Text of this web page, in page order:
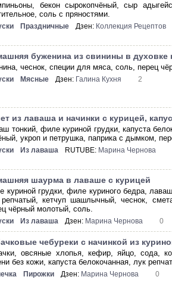
бекон сырокопчёный, сыр
соль с пряностями.
Праздничные Дзен: Коллекция Рецептов
буженина из свинины в духовке
чеснок, специи для мяса, соль, перец
Мясные Дзен: Галина Кухня 2
из лаваша и начинки с курицей,
тонкий, филе куриной грудки, капуста
укроп и петрушка, паприка с дымком,
Из лаваша RUTUBE: Марина Чернова
шаурма в лаваше с курицей
куриной грудки, филе куриного бедра,
кетчуп шашлычный, чеснок,
чёрный молотый, соль.
Из лаваша Дзен: Марина Чернова 0
чебуреки с начинкой из
овсяные хлопья, кефир, яйцо, сода,
без кожи, капуста белокочанная, лук
Пирожки Дзен: Марина Чернова 0